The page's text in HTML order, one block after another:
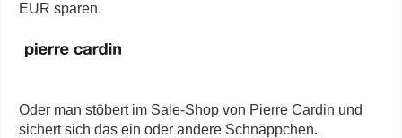
EUR sparen.
Oder man stöbert im Sale-Shop von Pierre Cardin und
sichert sich das ein oder andere Schnäppchen.